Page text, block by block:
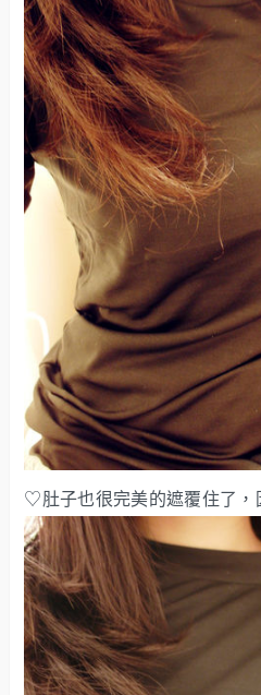
♡肚子也很完美的遮覆住了，